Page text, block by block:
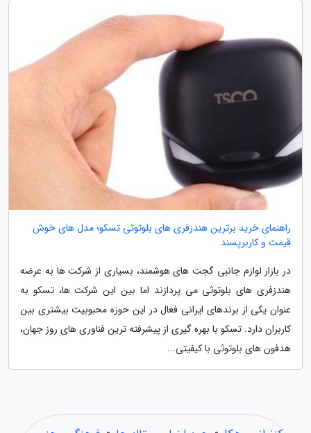
راهنمای خرید برترین هندزفری های بلوتوثی تسکو؛ مدل های خوش
قیمت و کاربرپسند
در بازار لوازم جانبی گجت های هوشمند، بسیاری از شرکت ها به عرضه
هندزفری های بلوتوثی می پردازند اما بین این شرکت ها، تسکو به
عنوان یکی از برندهای ایرانی فعال در این حوزه محبوبیت بیشتری بین
کاربران دارد. تسکو با بهره گیری از پیشرفته ترین فناوری های روز جهان،
هدفون های بلوتوثی با کیفیتی...